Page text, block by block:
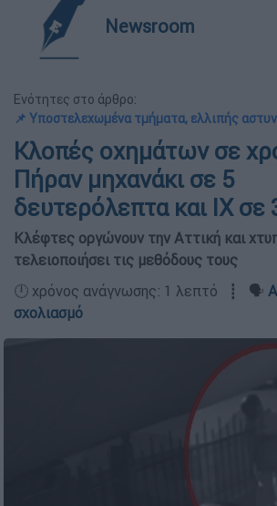
Newsroom
Ενότητες στο άρθρο:
📌 Υποστελεχωμένα τμήματα, ελλιπής
Κλοπές οχημάτων σε
Πήραν μηχανάκι σε 5
δευτερόλεπτα και ΙΧ σε
Κλέφτες οργώνουν την Αττική και
τελειοποιήσει τις μεθόδους τους
🕛 χρόνος ανάγνωσης: 1 λεπτό ┋ 🗣️
σχολιασμό